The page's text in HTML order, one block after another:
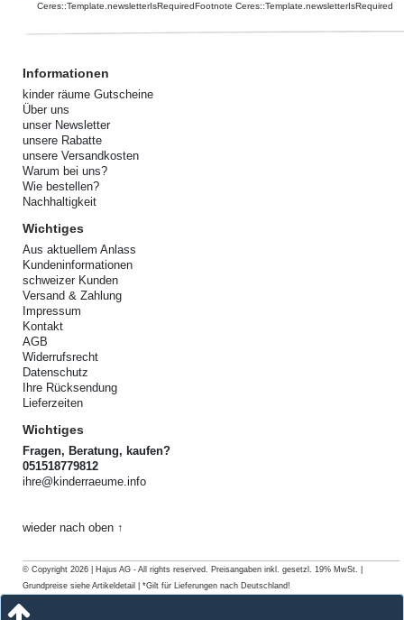
Ceres::Template.newsletterIsRequiredFootnote Ceres::Template.newsletterIsRequired
Informationen
kinder räume Gutscheine
Über uns
unser Newsletter
unsere Rabatte
unsere Versandkosten
Warum bei uns?
Wie bestellen?
Nachhaltigkeit
Wichtiges
Aus aktuellem Anlass
Kundeninformationen
schweizer Kunden
Versand & Zahlung
Impressum
Kontakt
AGB
Widerrufsrecht
Datenschutz
Ihre Rücksendung
Lieferzeiten
Wichtiges
Fragen, Beratung, kaufen?
051518779812
ihre@kinderraeume.info
wieder nach oben ↑
© Copyright 2026 | Hajus AG - All rights reserved. Preisangaben inkl. gesetzl. 19% MwSt. |
Grundpreise siehe Artikeldetail | *Gilt für Lieferungen nach Deutschland!